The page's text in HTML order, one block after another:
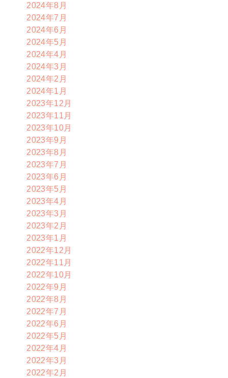
2024年8月
2024年7月
2024年6月
2024年5月
2024年4月
2024年3月
2024年2月
2024年1月
2023年12月
2023年11月
2023年10月
2023年9月
2023年8月
2023年7月
2023年6月
2023年5月
2023年4月
2023年3月
2023年2月
2023年1月
2022年12月
2022年11月
2022年10月
2022年9月
2022年8月
2022年7月
2022年6月
2022年5月
2022年4月
2022年3月
2022年2月